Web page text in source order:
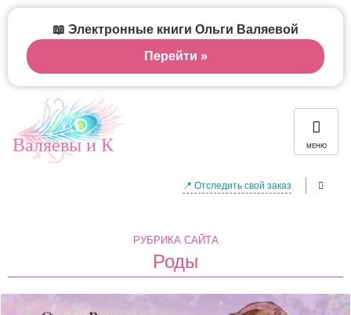
Валяевы и К МЕНЮ
📍 Отследить свой заказ
РУБРИКА САЙТА
Роды
📖 Электронные книги Ольги Валяевой
Перейти »